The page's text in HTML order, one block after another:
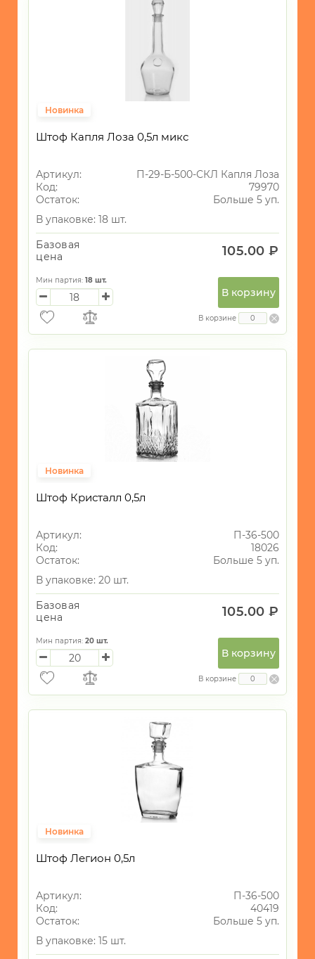
Новинка
Штоф Капля Лоза 0,5л микс
Артикул:
П-29-Б-500-СКЛ Капля Лоза
Код:
79970
Остаток:
Больше 5 уп.
В упаковке: 18 шт.
Базовая
цена
105.00 ₽
Мин партия: 18 шт.
В корзину
В корзине
Новинка
Штоф Кристалл 0,5л
Артикул:
П-36-500
Код:
18026
Остаток:
Больше 5 уп.
В упаковке: 20 шт.
Базовая
цена
105.00 ₽
Мин партия: 20 шт.
В корзину
В корзине
Новинка
Штоф Легион 0,5л
Артикул:
П-36-500
Код:
40419
Остаток:
Больше 5 уп.
В упаковке: 15 шт.